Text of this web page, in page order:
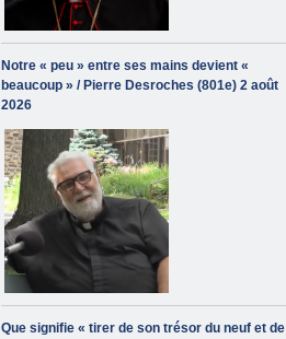
Notre « peu » entre ses mains devient «
beaucoup » / Pierre Desroches (801e) 2 août
2026
Que signifie « tirer de son trésor du neuf et de